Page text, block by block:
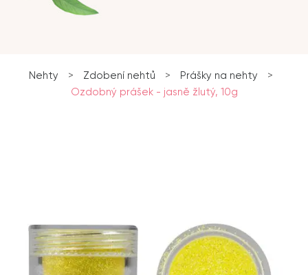
Nehty > Zdobení nehtů > Prášky na nehty
>
Ozdobný prášek - jasně žlutý, 10g